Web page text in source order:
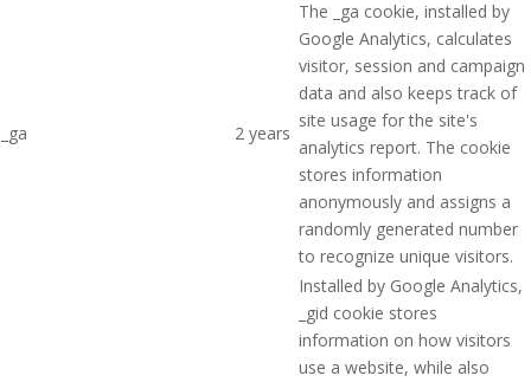
_ga 2 years
The _ga cookie, installed by
Google Analytics, calculates
visitor, session and campaign
data and also keeps track of
site usage for the site's
analytics report. The cookie
stores information
anonymously and assigns a
randomly generated number
to recognize unique visitors.
Installed by Google Analytics,
_gid cookie stores
information on how visitors
use a website, while also